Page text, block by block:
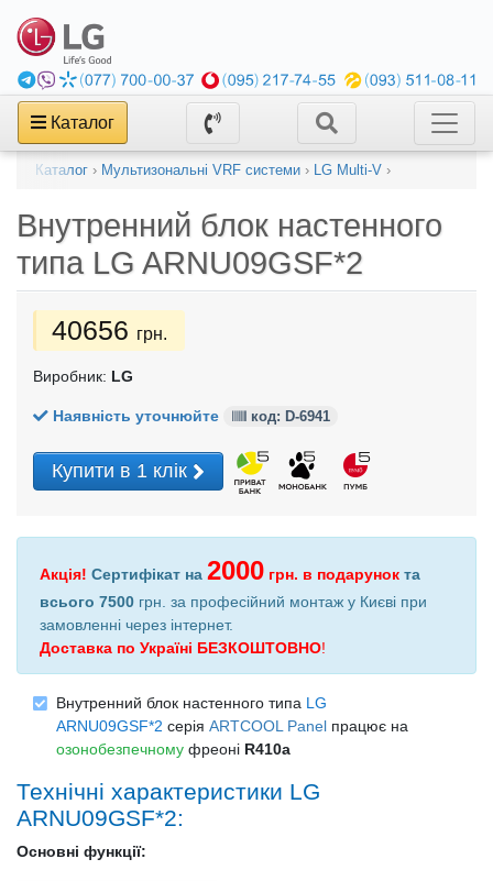
Каталог
Каталог › Мультизональні VRF системи › LG Multi-V ›
Внутренний блок настенного
типа LG ARNU09GSF*2
40656 грн.
Виробник: LG
Наявність уточнюйте код: D-6941
Купити в 1 клік
Акція! Сертифікат на 2000 грн. в подарунок та
всього 7500 грн. за професійний монтаж у Києві при
замовленні через інтернет.
Доставка по Україні БЕЗКОШТОВНО!
Внутренний блок настенного типа LG
ARNU09GSF*2 серія ARTCOOL Panel працює на
озонобезпечному фреоні R410a
Технічні характеристики LG
ARNU09GSF*2:
Основні функції: